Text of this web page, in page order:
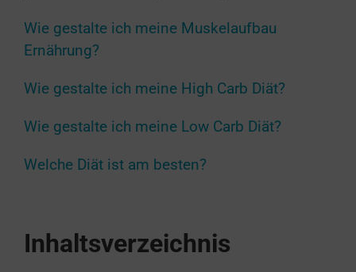
Wie gestalte ich meine Muskelaufbau
Ernährung?
Wie gestalte ich meine High Carb Diät?
Wie gestalte ich meine Low Carb Diät?
Welche Diät ist am besten?
Inhaltsverzeichnis